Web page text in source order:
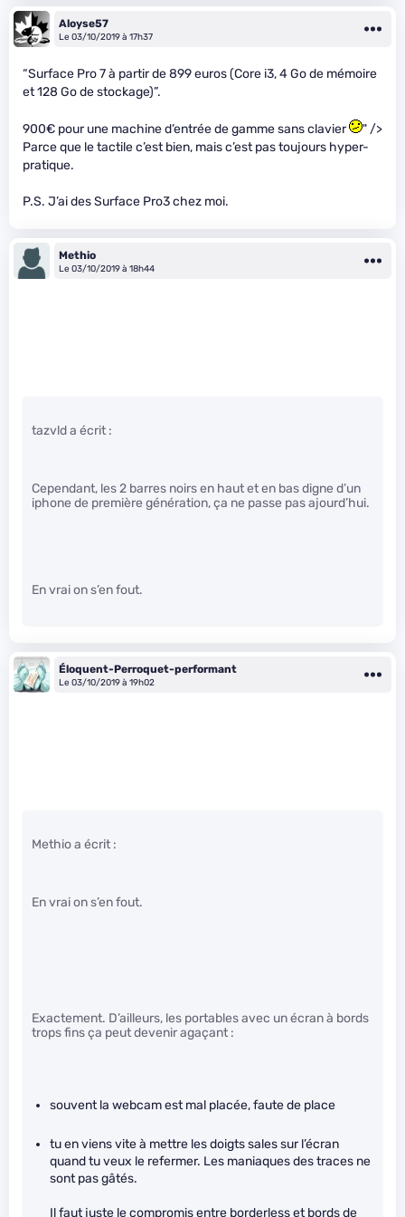
Aloyse57
Le 03/10/2019 à 17h37
“Surface Pro 7 à partir de 899 euros (Core i3, 4 Go de mémoire
et 128 Go de stockage)”.
900€ pour une machine d’entrée de gamme sans clavier
" />
Parce que le tactile c’est bien, mais c’est pas toujours hyper-
pratique.
P.S. J’ai des Surface Pro3 chez moi.
Methio
Le 03/10/2019 à 18h44
tazvld a écrit :
Cependant, les 2 barres noirs en haut et en bas digne d’un
iphone de première génération, ça ne passe pas ajourd’hui.
En vrai on s’en fout.
Éloquent-Perroquet-performant
Le 03/10/2019 à 19h02
Methio a écrit :
En vrai on s’en fout.
Exactement. D’ailleurs, les portables avec un écran à bords
trops fins ça peut devenir agaçant :
souvent la webcam est mal placée, faute de place
tu en viens vite à mettre les doigts sales sur l’écran
quand tu veux le refermer. Les maniaques des traces ne
sont pas gâtés.
Il faut juste le compromis entre borderless et bords de